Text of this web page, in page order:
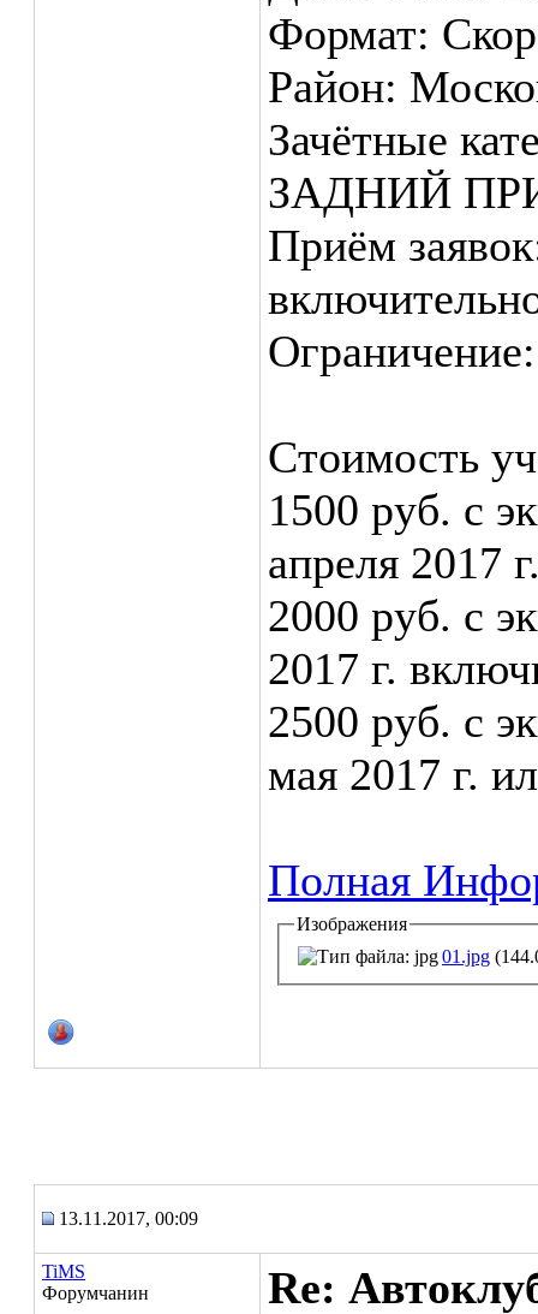
Формат:
Район:
Зачётные
ЗАДНИЙ
Приём
Стоимость
1500 руб. с
апреля 2017
2000 руб. с
2017 г.
2500 руб. с
мая 2017 г.
Полная
Изображения
01.jpg
13.11.2017, 00:09
TiMS
Форумчанин
Re: